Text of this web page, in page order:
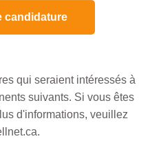
candidature
qui seraient intéressés à
suivants. Si vous êtes
d'informations, veuillez